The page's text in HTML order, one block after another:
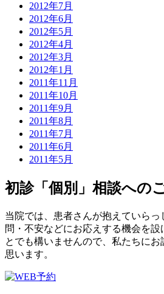
2012年7月
2012年6月
2012年5月
2012年4月
2012年3月
2012年1月
2011年11月
2011年10月
2011年9月
2011年8月
2011年7月
2011年6月
2011年5月
初診「個別」相談への
当院では、患者さんが抱えていら
問・不安などにお応えする機会を設
とでも構いませんので、私たちにお
思います。